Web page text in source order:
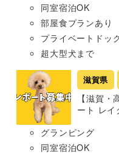
同室宿泊OK
部屋食プランあり
プライベートドッ
超大型犬まで
滋賀県
【滋賀
ート レイ
グランピング
同室宿泊OK